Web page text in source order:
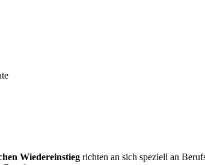
Wiedereinstieg richten an sich speziell an